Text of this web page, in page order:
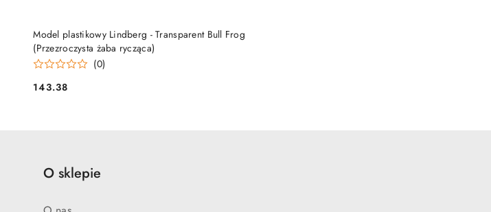
Model plastikowy Lindberg - Transparent Bull Frog
(Przezroczysta żaba rycząca)
(0)
Cena:
143.38
DO KOSZYKA
O sklepie